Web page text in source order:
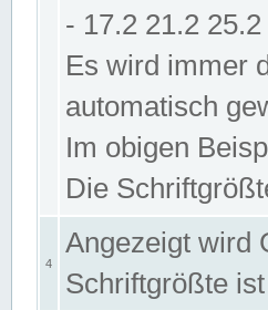
- 17.2 21.2 25.2
Es wird immer
automatisch
Im obigen
Die
4
Angezeigt wird
Schriftgrößte